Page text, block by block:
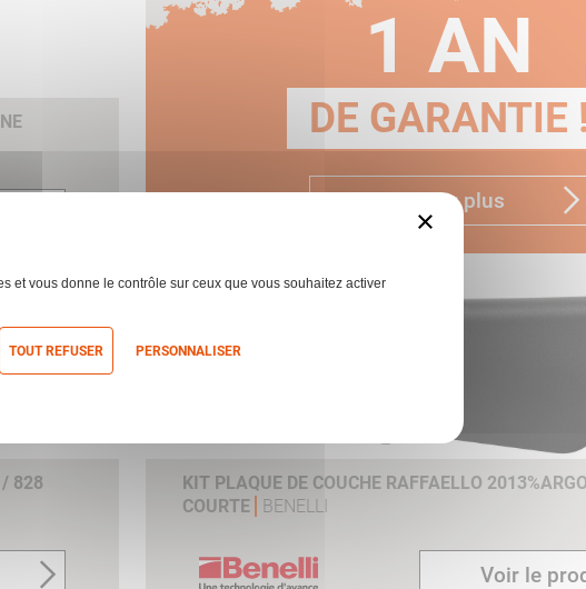
1 AN
DE GARANTIE !
En savoir plus
/ 828
KIT PLAQUE DE COUCHE RAFFAELLO
COURTE
BENELLI
Voir le
×
et vous donne le contrôle sur ceux que vous souhaitez activer
TOUT REFUSER PERSONNALISER